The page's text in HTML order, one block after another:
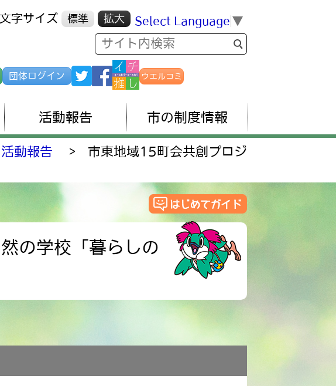
文字サイズ 標準 拡大 Select Language ▼
団体ログイン ウエルコミ
活動報告 市の制度情報
活動報告 >
市東地域15町会共創プロジ
の学校「暮らしの